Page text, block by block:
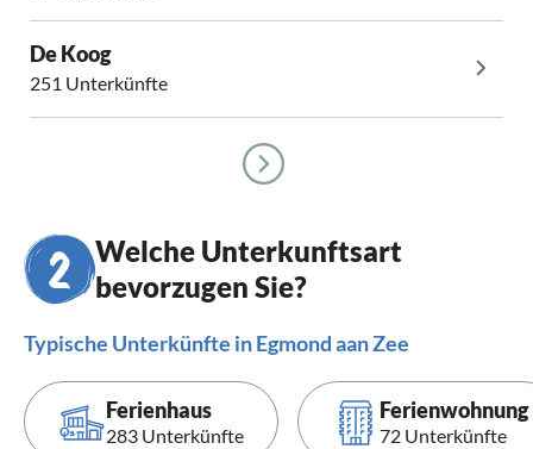
De Koog
251 Unterkünfte
Welche Unterkunftsart
bevorzugen Sie?
Typische Unterkünfte in Egmond aan Zee
Ferienhaus
283 Unterkünfte
Ferienwohnung
72 Unterkünfte